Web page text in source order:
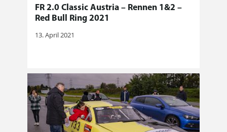
FR 2.0 Classic Austria – Rennen 1&2 –
Red Bull Ring 2021
13. April 2021